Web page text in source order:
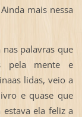
mais nessa
nas palavras que
pela mente e
lidas, veio a
e quase que
ela feliz a